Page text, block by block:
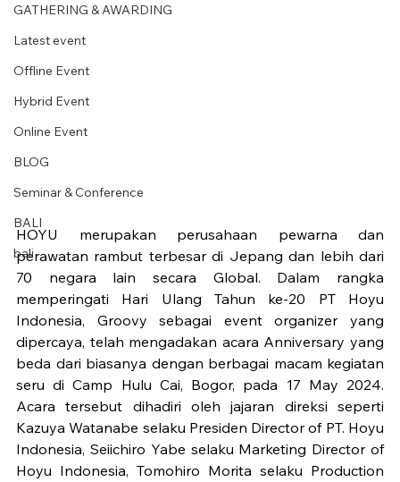
GATHERING & AWARDING
Latest event
Offline Event
Hybrid Event
Online Event
BLOG
Seminar & Conference
BALI
bali
HOYU merupakan perusahaan pewarna dan
perawatan rambut terbesar di Jepang dan lebih dari
70 negara lain secara Global. Dalam rangka
memperingati Hari Ulang Tahun ke-20 PT Hoyu
Indonesia, Groovy sebagai event organizer yang
dipercaya, telah mengadakan acara Anniversary yang
beda dari biasanya dengan berbagai macam kegiatan
seru di Camp Hulu Cai, Bogor, pada 17 May 2024.
Acara tersebut dihadiri oleh jajaran direksi seperti
Kazuya Watanabe selaku Presiden Director of PT. Hoyu
Indonesia, Seiichiro Yabe selaku Marketing Director of
Hoyu Indonesia, Tomohiro Morita selaku Production